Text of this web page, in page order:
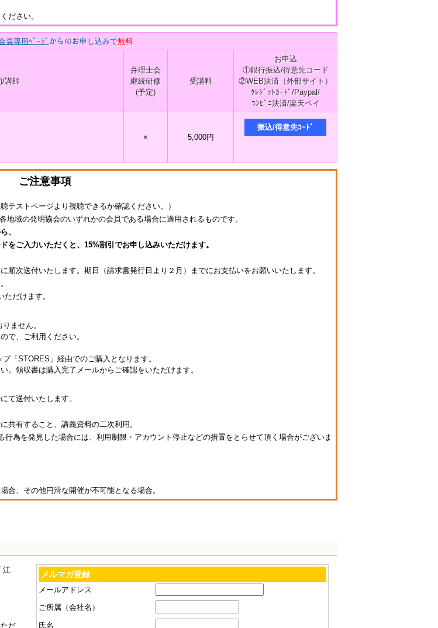
ださい。
員専用ﾍﾟｰｼﾞ からのお申し込みで無料
講師
弁理士会
継続研修
(予定)
受講料
お申込
①銀行振込/得意先コード
②WEB決済（外部サイト）
ｸﾚｼﾞｯﾄｶｰﾄﾞ/Paypal/
ｺﾝﾋﾞﾆ決済/楽天ペイ
× 5,000円
ご注意事項
ストページより視聴できるか確認ください。）
域の発明協会のいずれかの会員である場合に適用されるものです。
、
をご入力いただくと、15%割引でお申し込みいただけます。
次送付いたします。期日（請求書発行日より２月）までにお支払いをお願いいたします。
だけます。
ません。
で、ご利用ください。
「STORES」経由でのご購入となります。
領収書は購入完了メールからご確認をいただけます。
て送付いたします。
共有すること、講義資料の二次利用。
為を発見した場合には、利用制限・アカウント停止などの措置をとらせて頂く場合がございま
合、その他円滑な開催が不可能となる場合。
江
だ
メルマガ登録
メールアドレス
ご所属（会社名）
氏名